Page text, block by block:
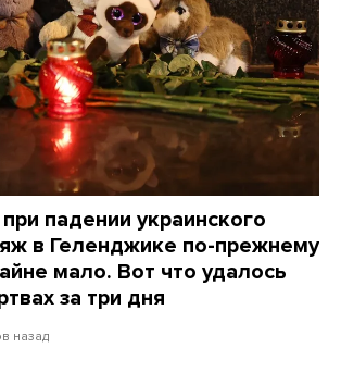
падении украинского
в Геленджике по-прежнему
мало. Вот что удалось
за три дня
назад